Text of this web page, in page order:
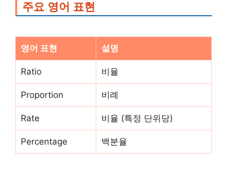
주요 영어 표현
영어 표현 설명
Ratio 비율
Proportion 비례
Rate 비율 (특정 단위당)
Percentage 백분율